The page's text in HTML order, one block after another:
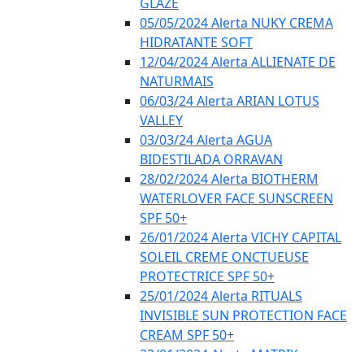
05/05/2024 Alerta NUKY CREMA
HIDRATANTE SOFT
12/04/2024 Alerta ALLIENATE DE
NATURMAIS
06/03/24 Alerta ARIAN LOTUS
VALLEY
03/03/24 Alerta AGUA
BIDESTILADA ORRAVAN
28/02/2024 Alerta BIOTHERM
WATERLOVER FACE SUNSCREEN
SPF 50+
26/01/2024 Alerta VICHY CAPITAL
SOLEIL CREME ONCTUEUSE
PROTECTRICE SPF 50+
25/01/2024 Alerta RITUALS
INVISIBLE SUN PROTECTION FACE
CREAM SPF 50+